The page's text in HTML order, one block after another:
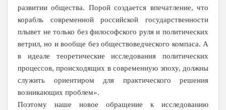
развитии общества. Порой создается впечатление, что
корабль современной российской государственности
плывет не только без философского руля и политических
ветрил, но и вообще без обществоведческого компаса. А
в идеале теоретические исследования политических
процессов, происходящих в современную эпоху, должны
служить ориентиром для практического решения
возникающих проблем».
Поэтому наше новое обращение к исследованию